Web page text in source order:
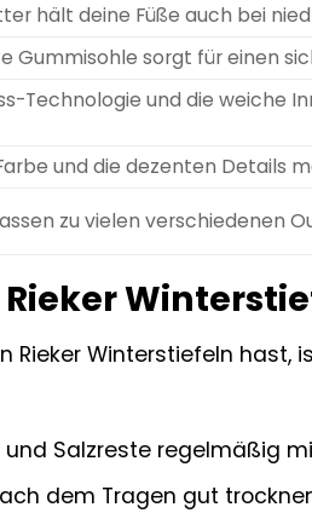
hält deine Füße auch bei
Gummisohle sorgt für einen
Technologie und die weiche
und die dezenten Details
zu vielen verschiedenen
Rieker Winterstiefeln hast,
Salzreste regelmäßig
dem Tragen gut